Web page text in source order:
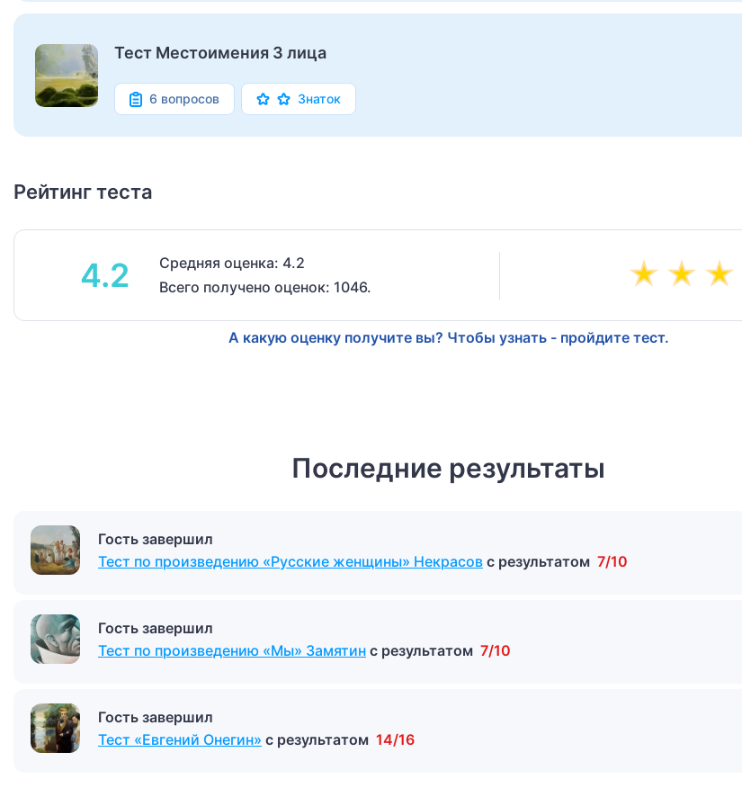
Тест Местоимения 3 лица
6 вопросов Знаток
Рейтинг теста
4.2
Средняя оценка: 4.2
Всего получено оценок: 1046.
А какую оценку получите вы? Чтобы узнать - пройдите тест.
Последние результаты
Гость завершил
Тест «Дикий помещик» с результатом 9/10
Гость завершил
Тест по произведению «Русские женщины» Некрасов с результатом
Гость завершил
Тест по произведению «Мы» Замятин с результатом